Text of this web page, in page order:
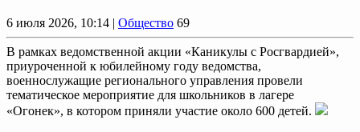
6 июля 2026, 10:14 | Общество 69
В рамках ведомственной акции «Каникулы с Росгвардией»,
приуроченной к юбилейному году ведомства,
военнослужащие регионального управления провели
тематическое мероприятие для школьников в лагере
«Огонек», в котором приняли участие около 600 детей.